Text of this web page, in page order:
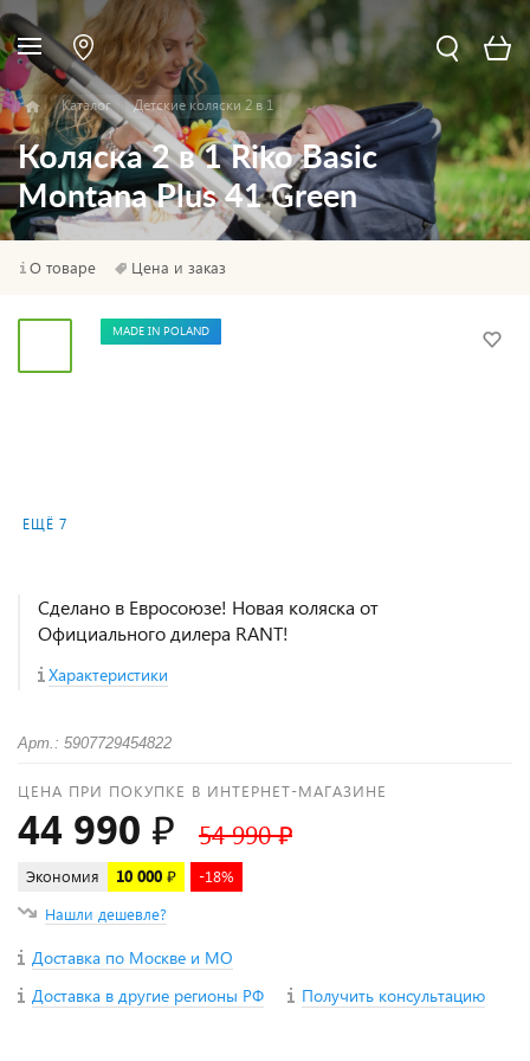
Каталог Детские коляски 2 в 1
Коляска 2 в 1 Riko Basic
Montana Plus 41 Green
О товаре Цена и заказ
ЕЩЁ 7
MADE IN POLAND
Сделано в Евросоюзе! Новая коляска от
Официального дилера RANT!
Характеристики
Арт.: 5907729454822
ЦЕНА ПРИ ПОКУПКЕ В ИНТЕРНЕТ-МАГАЗИНЕ
44 990 ₽ 54 990 ₽
Экономия 10 000 ₽
-18%
Нашли дешевле?
Доставка по Москве и МО
Доставка в другие регионы РФ
Получить консультацию